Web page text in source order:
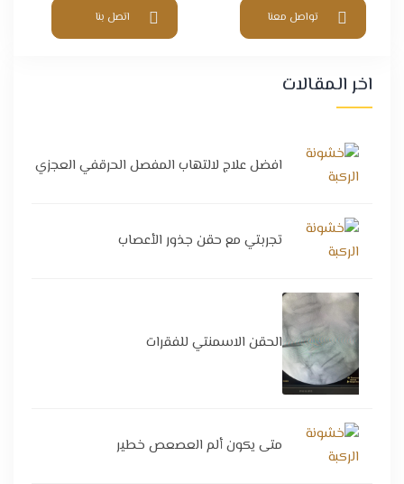
اخر المقالات
افضل علاج لالتهاب المفصل الحرقفي العجزي
تجربتي مع حقن جذور الأعصاب
الحقن الاسمنتي للفقرات
متى يكون ألم العصعص خطير
اتصل بنا تواصل معنا